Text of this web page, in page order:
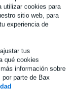
utilizar cookies para
sitio web, para
experiencia de
tus
qué cookies
información sobre
parte de Bax